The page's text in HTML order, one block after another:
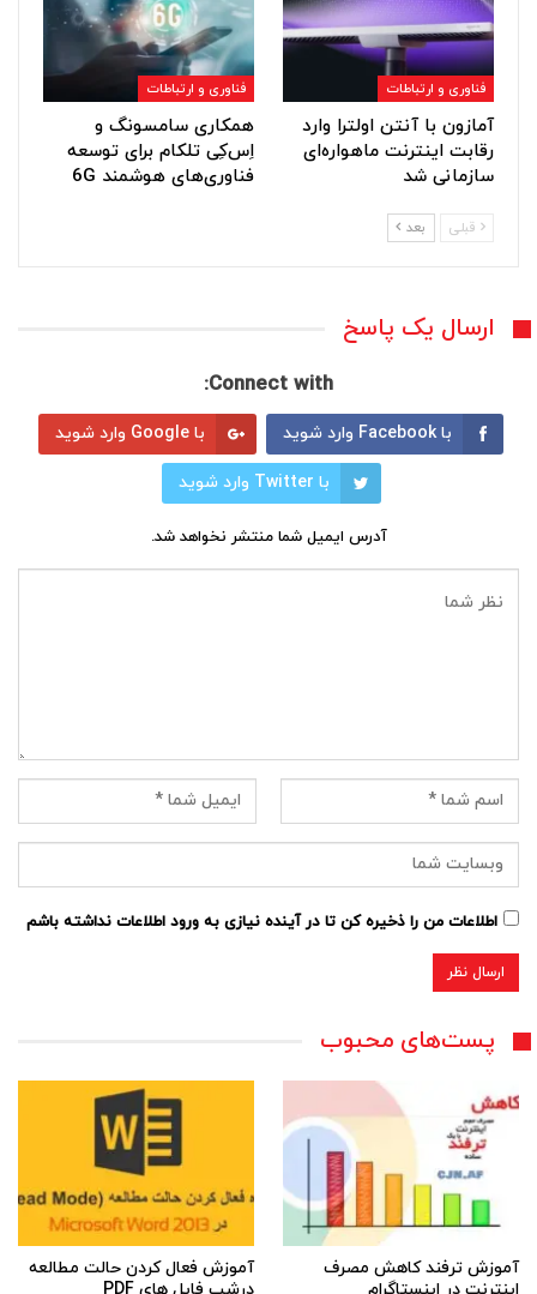
فناوری و ارتباطات
آمازون با آنتن اولترا وارد
رقابت اینترنت ماهواره‌ای
سازمانی شد
فناوری و ارتباطات
همکاری سامسونگ و
اِس‌کِی تلکام برای توسعه
فناوری‌های هوشمند 6G
قبلی بعد
ارسال یک پاسخ
Connect with:
با Facebook وارد شوید با Google وارد شوید
با Twitter وارد شوید
آدرس ایمیل شما منتشر نخواهد شد.
اطلاعات من را ذخیره کن تا در آینده نیازی به ورود اطلاعات نداشته باشم
پست‌های محبوب
آموزش ترفند کاهش مصرف
آموزش فعال کردن حالت مطالعه